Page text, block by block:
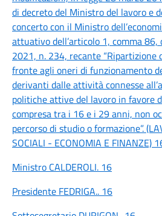
di decreto del Ministro del lavoro e
concerto con il Ministro
attuativo dell’articolo 1, comma 86,
2021, n. 234, recante
fronte agli oneri di funzionamento
derivanti dalle attività connesse
politiche attive del lavoro in favore
compresa tra i 16 e i 29 anni, non
percorso di studio o formazione”.
SOCIALI - ECONOMIA E FINANZE)
Ministro CALDEROLI. 16
Presidente FEDRIGA.. 16